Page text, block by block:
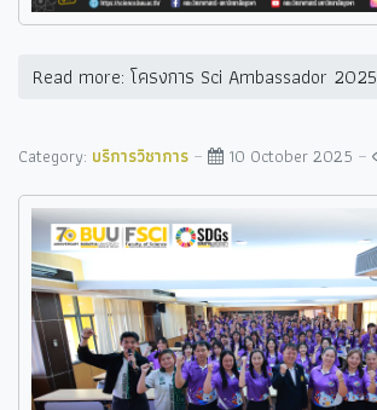
Read more: โครงการ Sci Ambassador 2025
Category: บริการวิชาการ 10 October 2025